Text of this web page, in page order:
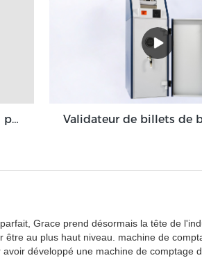
Machine de tri d'argent à trois poches Grace 3 + 1 poche Grace GT-31
Grace prend désormais la tête de
au plus haut niveau. machine de
développé une machine de comptage